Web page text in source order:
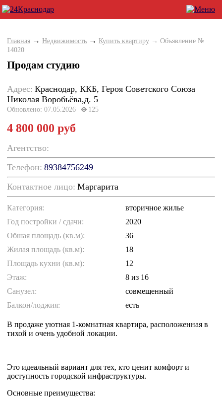
Главная → Недвижимость → Купить квартиру → Объявление №
14020
Продам студию
Адрес: Краснодар, ККБ, Героя Советского Союза
Николая Воробьёва,д. 5
Обновлено: 07.05.2026 125
4 800 000 руб
Агентство:
Телефон: 89384756249
Контактное лицо: Маргарита
Категория:
вторичное жилье
Год постройки / cдачи:
2020
Обшая площадь (кв.м):
36
Жилая площадь (кв.м):
18
Площадь кухни (кв.м):
12
Этаж:
8 из 16
Санузел:
совмещенный
Балкон/лоджия:
есть
В продаже уютная 1-комнатная квартира, расположенная в
тихой и очень удобной локации.
Это идеальный вариант для тех, кто ценит комфорт и
доступность городской инфраструктуры.
Основные преимущества: